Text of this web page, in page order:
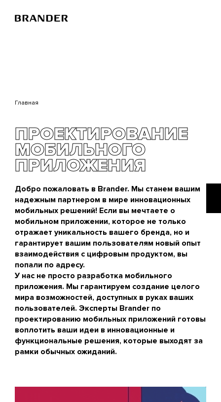
Главная
ПРОЕКТИРОВАНИЕ
МОБИЛЬНОГО
ПРИЛОЖЕНИЯ
Добро пожаловать в Brander. Мы станем вашим
надежным партнером в мире инновационных
мобильных решений! Если вы мечтаете о
мобильном приложении, которое не только
отражает уникальность вашего бренда, но и
гарантирует вашим пользователям новый опыт
взаимодействия с цифровым продуктом, вы
попали по адресу.
У нас не просто разработка мобильного
приложения. Мы гарантируем создание целого
мира возможностей, доступных в руках ваших
пользователей. Эксперты Brander по
проектированию мобильных приложений готовы
воплотить ваши идеи в инновационные и
функциональные решения, которые выходят за
рамки обычных ожиданий.